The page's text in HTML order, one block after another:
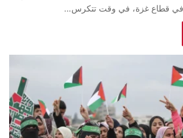
في قطاع غزة، في وقت تتكرس…